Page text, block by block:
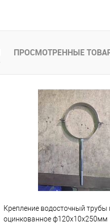
ПРОСМОТРЕННЫЕ
Крепление водосточный
оцинкованное ф120х10х250мм